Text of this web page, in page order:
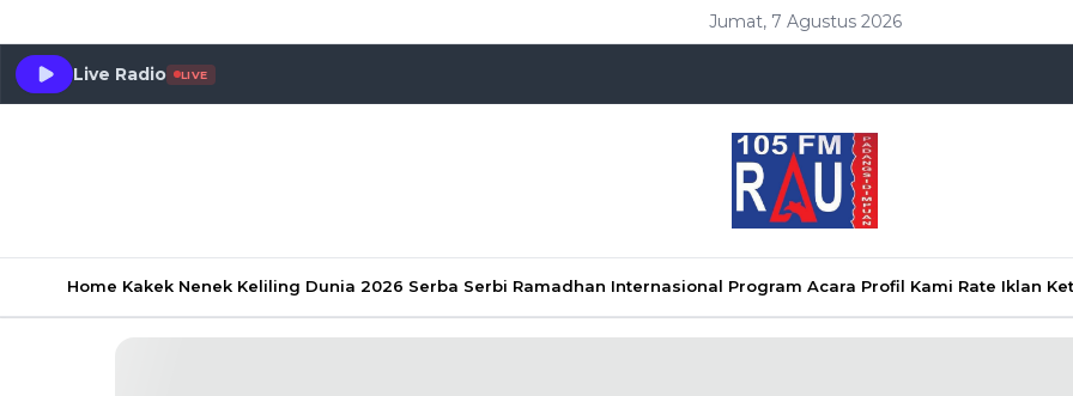
Jumat, 7 Agustus 2026
Live Radio LIVE
Home Kakek Nenek Keliling Dunia 2026 Serba Serbi Ramadhan Internasional Program Acara Profil Kami Rate Iklan